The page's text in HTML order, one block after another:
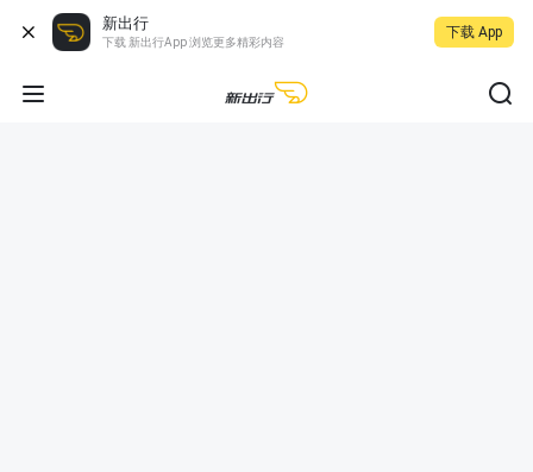
新出行
下载 新出行App 浏览更多精彩内容
下载 App